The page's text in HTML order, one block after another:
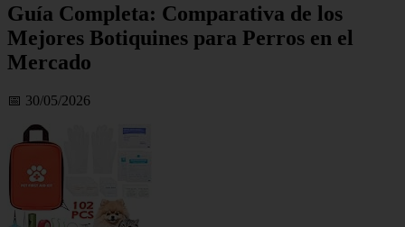
Guía Completa: Comparativa de los
Mejores Botiquines para Perros en el
Mercado
📅 30/05/2026